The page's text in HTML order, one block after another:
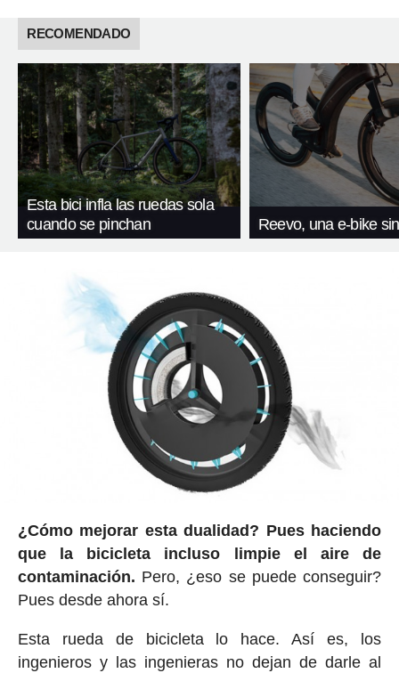
RECOMENDADO
Esta bici infla las ruedas sola
cuando se pinchan
Reevo, una e-bike
¿Cómo mejorar esta dualidad? Pues haciendo
que la bicicleta incluso limpie el aire de
contaminación. Pero, ¿eso se puede conseguir?
Pues desde ahora sí.
Esta rueda de bicicleta lo hace. Así es, los
ingenieros y las ingenieras no dejan de darle al